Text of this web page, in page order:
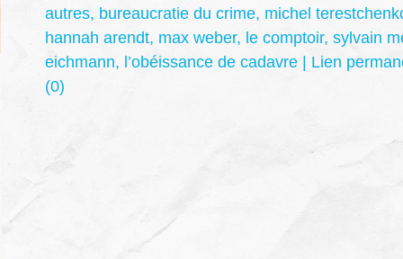
autres, bureaucratie du crime, michel
hannah arendt, max weber, le comptoir, sylvain
eichmann, l’obéissance de cadavre
Lien
(0)